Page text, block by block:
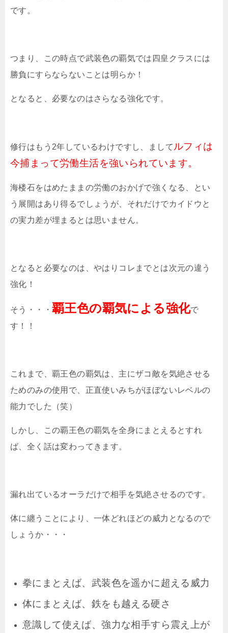
です。
つまり、この時点で武装色の覇気では四皇クラスには
勝負にすらならないことは明らか！
となると、必要なのはさらなる強化です。
修行はもう2年しているわけですし、まして ルフィは
今捕まって労働生活を強いられています。
海楼石をはめたままの労働のおかげで強くなる、とい
う展開はあり得るでしょうが、それだけでカイドウと
の実力差が埋まるとは思いません。
となると必要なのは、やはりコレまでとは次元の違う
強化！
そう・・・ 覇王色の覇気による強化で
す！！
これまで、覇王色の覇気は、主にザコ敵を気絶させる
ためのみの使用で、正直使いみちがほぼないレベルの
能力でした（笑）
しかし、この覇王色の覇気を全身にまとえるとすれ
ば、全く話は変わってきます。
漏れ出ているオーラだけで相手を気絶させるのです。
体に纏うことにより、一体どれほどの威力となるので
しょうか・・・
拳にまとえば、武装色を遥かに超える威力
体にまとえば、鉄をも越える硬さ
意識して使えば、強力な相手すら震え上が